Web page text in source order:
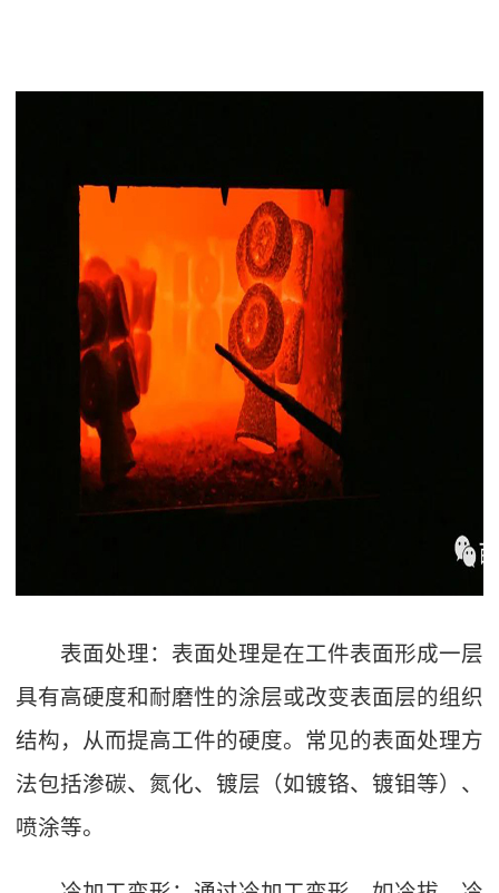
表面处理：表面处理是在工件表面形成一层
具有高硬度和耐磨性的涂层或改变表面层的组织
结构，从而提高工件的硬度。常见的表面处理方
法包括渗碳、氮化、镀层（如镀铬、镀钼等）、
喷涂等。